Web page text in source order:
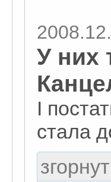
У них
І
стала